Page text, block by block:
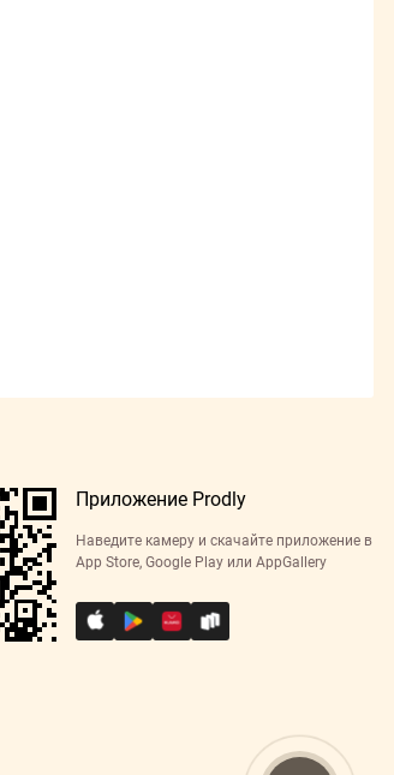
Приложение Prodly
Наведите камеру и скачайте приложение в
App Store, Google Play или AppGallery